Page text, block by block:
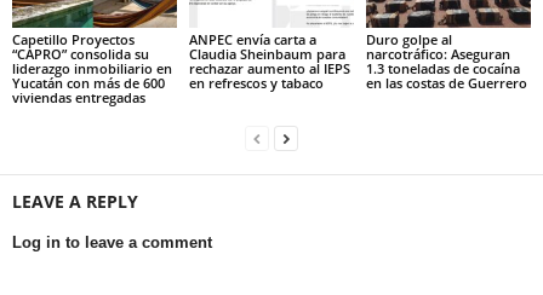
Capetillo Proyectos
“CAPRO” consolida su
liderazgo inmobiliario en
Yucatán con más de 600
viviendas entregadas
ANPEC envía carta a
Claudia Sheinbaum para
rechazar aumento al IEPS
en refrescos y tabaco
Duro golpe al
narcotráfico: Aseguran
1.3 toneladas de cocaína
en las costas de Guerrero
LEAVE A REPLY
Log in to leave a comment